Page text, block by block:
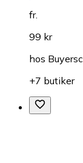
fr.
99 kr
hos
+7 butiker